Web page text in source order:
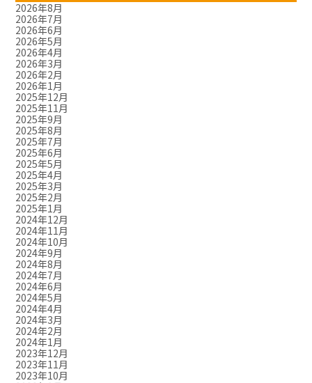
2026年8月
2026年7月
2026年6月
2026年5月
2026年4月
2026年3月
2026年2月
2026年1月
2025年12月
2025年11月
2025年9月
2025年8月
2025年7月
2025年6月
2025年5月
2025年4月
2025年3月
2025年2月
2025年1月
2024年12月
2024年11月
2024年10月
2024年9月
2024年8月
2024年7月
2024年6月
2024年5月
2024年4月
2024年3月
2024年2月
2024年1月
2023年12月
2023年11月
2023年10月